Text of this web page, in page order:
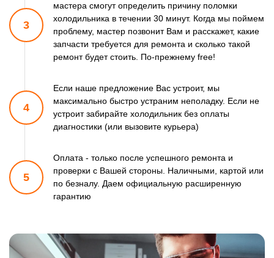
3
мастера смогутопределить причину поломки
холодильника в течении 30 минут. Когда мы поймем
проблему, мастер позвонит Вам и расскажет, какие
запчасти требуется для ремонта и сколько такой
ремонтбудет стоить. По-прежнему free!
4
Если наше предложение Вас устроит, мы
максимально быстро устраним неполадку. Если не
устроит забирайте холодильник без оплаты
диагностики (или вызовите курьера)
5
Оплата - только после успешного ремонта и
проверки с Вашей стороны. Наличными, картой или
по безналу. Даем официальную расширенную
гарантию